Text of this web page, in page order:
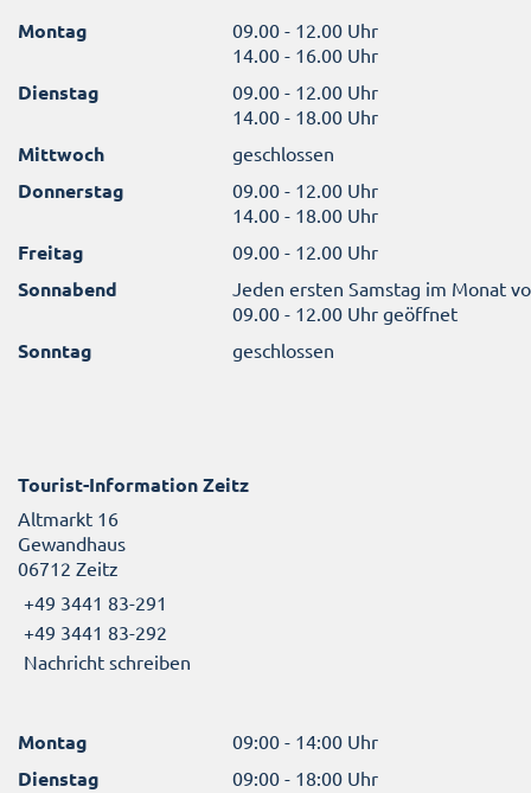
Montag
09.00 - 12.00 Uhr
14.00 - 16.00 Uhr
Dienstag
09.00 - 12.00 Uhr
14.00 - 18.00 Uhr
Mittwoch geschlossen
Donnerstag
09.00 - 12.00 Uhr
14.00 - 18.00 Uhr
Freitag 09.00 - 12.00 Uhr
Sonnabend
Jeden ersten Samstag im Monat
09.00 - 12.00 Uhr geöffnet
Sonntag geschlossen
Tourist-Information Zeitz
Altmarkt 16
Gewandhaus
06712 Zeitz
+49 3441 83-291
+49 3441 83-292
Nachricht schreiben
Montag 09:00 - 14:00 Uhr
Dienstag 09:00 - 18:00 Uhr